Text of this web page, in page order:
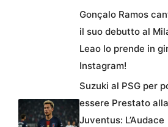
Gonçalo Ramos
il suo debutto al
Leao lo prende in
Instagram!
Suzuki al PSG per
essere Prestato alla
Juventus: L’Audace